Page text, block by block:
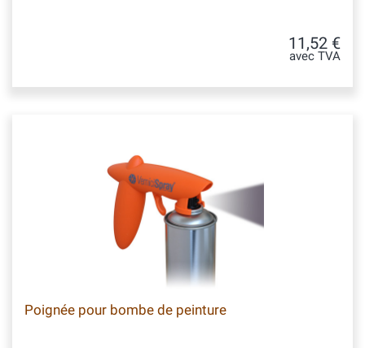
11,52 €
avec TVA
Poignée pour bombe de peinture